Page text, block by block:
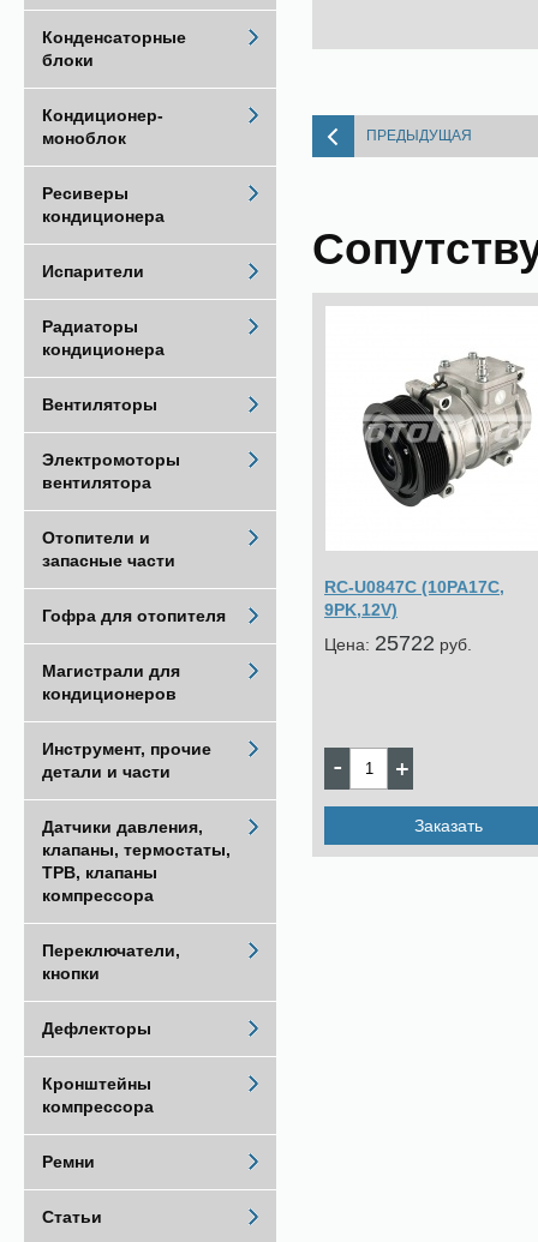
ПРЕДЫДУЩАЯ
RC-U0847С (10PA17C,
9PK,12V)
Цена: 25722 pуб.
Заказать
Конденсаторные
блоки
Кондиционер-
моноблок
Ресиверы
кондиционера
Испарители
Радиаторы
кондиционера
Вентиляторы
Электромоторы
вентилятора
Отопители и
запасные части
Гофра для отопителя
Магистрали для
кондиционеров
Инструмент, прочие
детали и части
Датчики давления,
клапаны, термостаты,
ТРВ, клапаны
компрессора
Переключатели,
кнопки
Дефлекторы
Кронштейны
компрессора
Ремни
Статьи